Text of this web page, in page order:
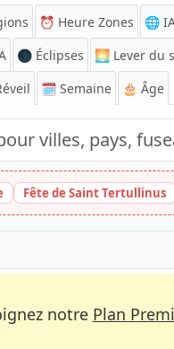
⏰ Heure Zones 🌐
🌑 Éclipses 🌅 Lever du
🗓️ Semaine 🎂 Âge
Fête de Saint Tertullinus
notre Plan